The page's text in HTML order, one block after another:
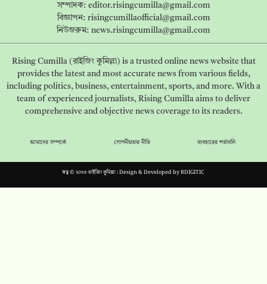
সম্পাদক: editor.risingcumilla@gmail.com
বিজ্ঞাপন: risingcumillaofficial@gmail.com
নিউজরুম: news.risingcumilla@gmail.com
Rising Cumilla (রাইজিং কুমিল্লা) is a trusted online news website that
provides the latest and most accurate news from various fields,
including politics, business, entertainment, sports, and more. With a
team of experienced journalists, Rising Cumilla aims to deliver
comprehensive and objective news coverage to its readers.
আমাদের সম্পর্কে গোপনীয়তার নীতি ব্যবহারের শর্তাবলি
স্বত্ব © ২০২৩ রাইজিং কুমিল্লা। Design & Developed byBDIGITIC